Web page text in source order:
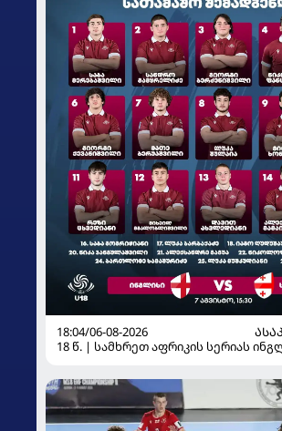
18:04/06-08-2026
18 წ. | სამხრეთ აფრიკის სერიას